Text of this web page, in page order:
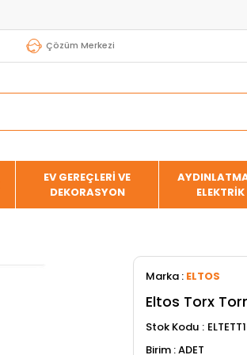
Çözüm Merkezi
EV GEREÇLERİ VE
DEKORASYON
ELEKTRİK
Marka : ELTOS
Eltos Torx
Stok Kodu
ADET